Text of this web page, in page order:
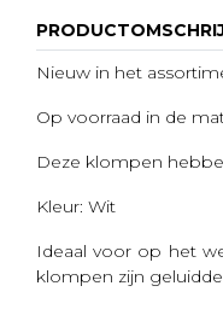
Nieuw in het
Op voorraad in de
Deze klompen
Kleur: Wit
Ideaal voor op het
klompen zijn